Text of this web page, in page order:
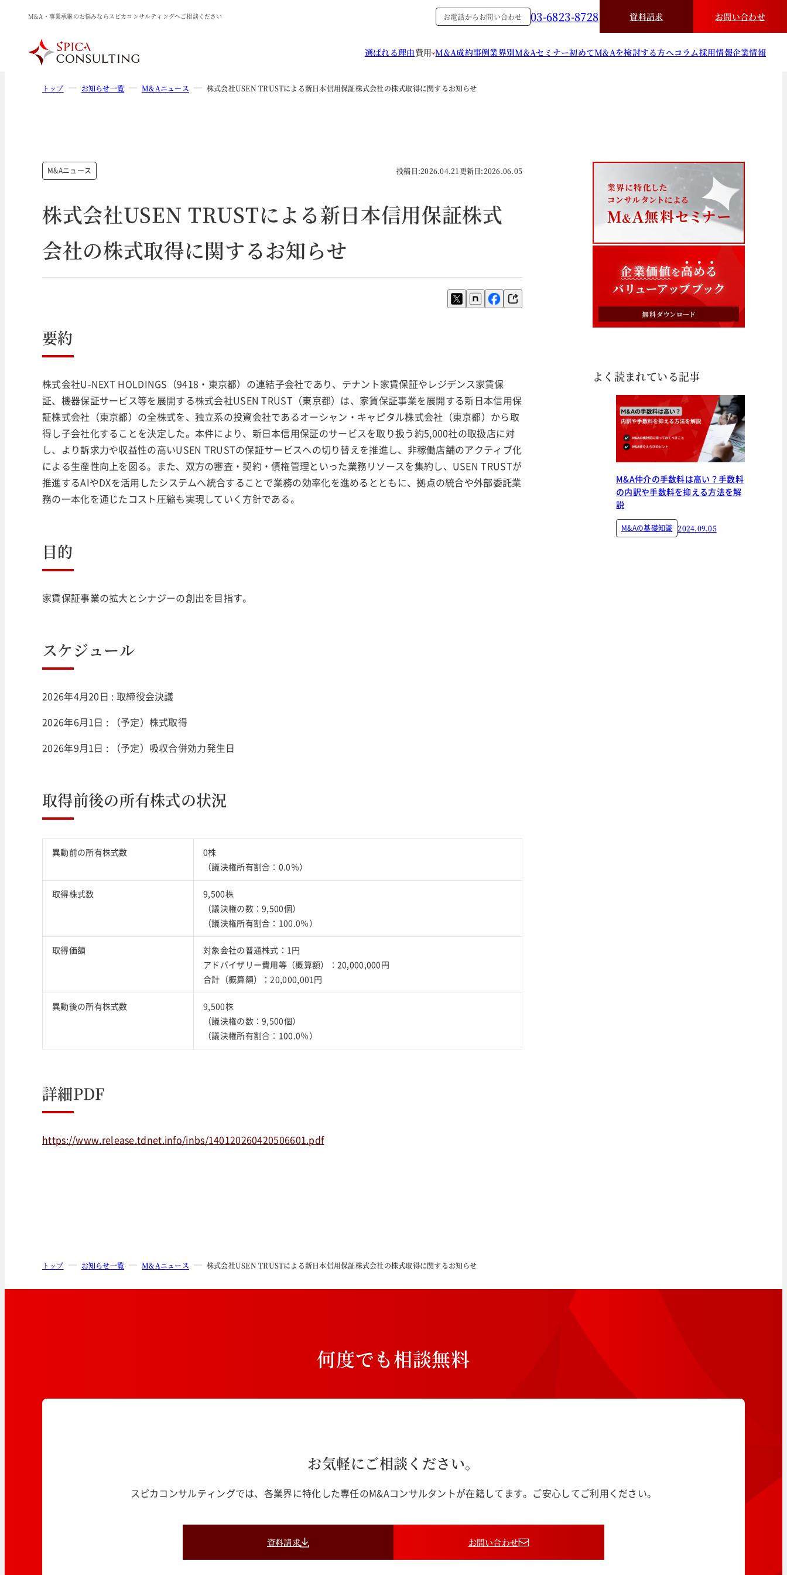
M&A・事業承継のお悩みならスピカコンサルティングへご相談ください お電話からお問い合わせ 03-6823-8728 資料請求 お問い合わせ
選ばれる理由費用 M&A成約事例業界別M&Aセミナー初めてM&Aを検討する方へコラム採用情報企業情報
トップ お知らせ一覧 M&Aニュース 株式会社USEN TRUSTによる新日本信用保証株式会社の株式取得に関するお知らせ
M&Aニュース 投稿日:2026.04.21 更新日:2026.06.05
株式会社USEN TRUSTによる新日本信用保証株式
会社の株式取得に関するお知らせ
要約
株式会社U-NEXT HOLDINGS（9418・東京都）の連結子会社であり、テナント家賃保証やレジデンス家賃保
証、機器保証サービス等を展開する株式会社USEN TRUST（東京都）は、家賃保証事業を展開する新日本信用保
証株式会社（東京都）の全株式を、独立系の投資会社であるオーシャン・キャピタル株式会社（東京都）から取
得し子会社化することを決定した。本件により、新日本信用保証のサービスを取り扱う約5,000社の取扱店に対
し、より訴求力や収益性の高いUSEN TRUSTの保証サービスへの切り替えを推進し、非稼働店舗のアクティブ化
による生産性向上を図る。また、双方の審査・契約・債権管理といった業務リソースを集約し、USEN TRUSTが
推進するAIやDXを活用したシステムへ統合することで業務の効率化を進めるとともに、拠点の統合や外部委託業
務の一本化を通じたコスト圧縮も実現していく方針である。
目的
家賃保証事業の拡大とシナジーの創出を目指す。
スケジュール
2026年4月20日 : 取締役会決議
2026年6月1日 : （予定）株式取得
2026年9月1日 : （予定）吸収合併効力発生日
取得前後の所有株式の状況
異動前の所有株式数
0株
（議決権所有割合：0.0％）
取得株式数
9,500株
（議決権の数：9,500個）
（議決権所有割合：100.0％）
取得価額
対象会社の普通株式：1円
アドバイザリー費用等（概算額）：20,000,000円
合計（概算額）：20,000,001円
異動後の所有株式数
9,500株
（議決権の数：9,500個）
（議決権所有割合：100.0％）
詳細PDF
https://www.release.tdnet.info/inbs/140120260420506601.pdf
よく読まれている記事
M&A仲介の手数料は高い？手数料
の内訳や手数料を抑える方法を解
説
M&Aの基礎知識 2024.09.05
トップ お知らせ一覧 M&Aニュース 株式会社USEN TRUSTによる新日本信用保証株式会社の株式取得に関するお知らせ
何度でも相談無料
お気軽にご相談ください。
スピカコンサルティングでは、各業界に特化した専任のM&Aコンサルタントが在籍してます。ご安心してご利用ください。
資料請求 お問い合わせ